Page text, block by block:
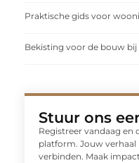
Praktische gids voor
Bekisting voor de bouw
Stuur ons
Registreer vandaag en
platform. Jouw verhaal
verbinden. Maak